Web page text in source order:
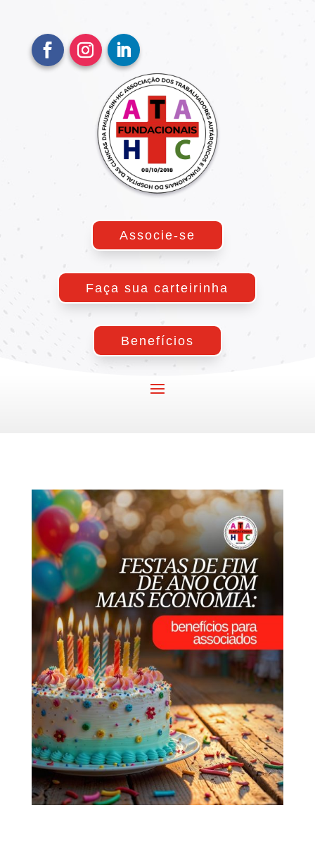
Associe-se
Faça sua carteirinha
Benefícios